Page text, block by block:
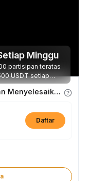
Minggu
partisipan teratas
USDT setiap
Dapatkan Poin Pengalaman dengan Menyelesaikan Tugas
Daftar